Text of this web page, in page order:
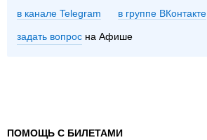
в канале Telegram группе ВКонтакте
задать вопрос на Афише
ПОМОЩЬ С БИЛЕТАМИ